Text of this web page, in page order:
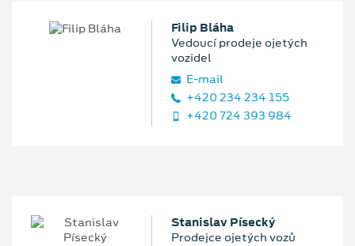
Filip Bláha
Vedoucí prodeje ojetých
vozidel
E‑mail
+420 234 234 155
+420 724 393 984
Stanislav Písecký
Prodejce ojetých vozů